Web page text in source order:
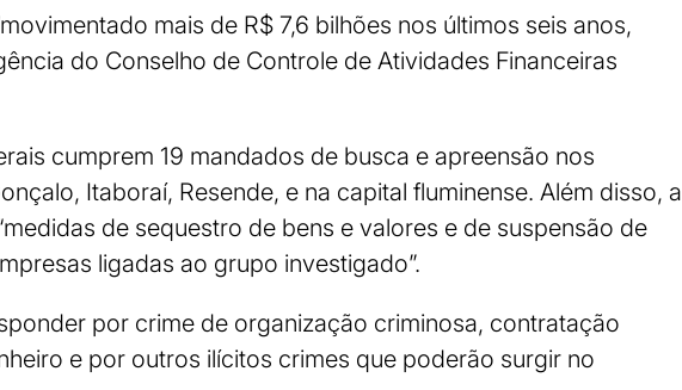
mais de R$ 7,6 bilhões nos últimos seis anos,
do Conselho de Controle de Atividades Financeiras
cumprem 19 mandados de busca e apreensão nos
Itaboraí, Resende, e na capital fluminense. Além disso, a
de sequestro de bens e valores e de suspensão de
ligadas ao grupo investigado”.
por crime de organização criminosa, contratação
e por outros ilícitos crimes que poderão surgir no